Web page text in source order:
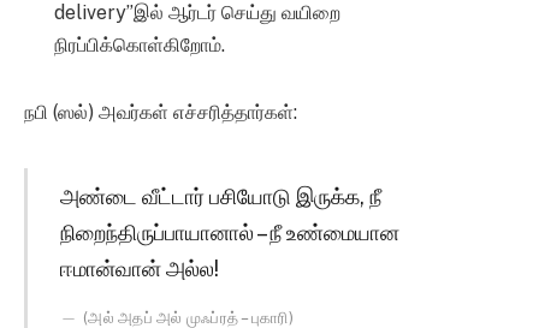
delivery”இல் ஆர்டர் செய்து வயிறை
நிரப்பிக்கொள்கிறோம்.
நபி (ஸல்) அவர்கள் எச்சரித்தார்கள்:
அண்டை வீட்டார் பசியோடு இருக்க, நீ
நிறைந்திருப்பாயானால் – நீ உண்மையான
ஈமான்வான் அல்ல!
(அல் அதப் அல் முஃப்ரத் – புகாரி)